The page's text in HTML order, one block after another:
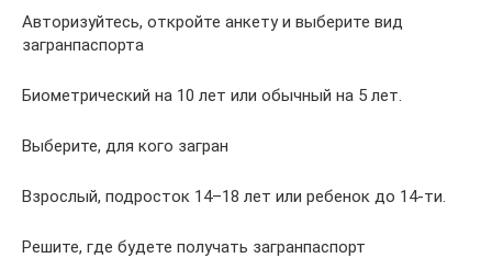
Авторизуйтесь, откройте анкету и выберите вид
загранпаспорта
Биометрический на 10 лет или обычный на 5 лет.
Выберите, для кого загран
Взрослый, подросток 14–18 лет или ребенок до 14-ти.
Решите, где будете получать загранпаспорт